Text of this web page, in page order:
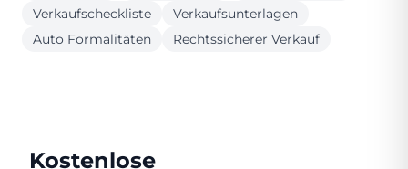
Verkaufscheckliste
Verkaufsunterlagen
Auto Formalitäten
Rechtssicherer Verkauf
Kostenlose